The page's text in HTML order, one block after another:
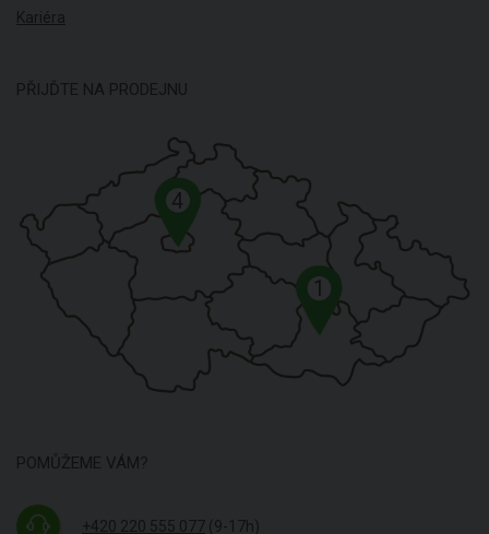
Kariéra
PŘIJĎTE NA PRODEJNU
1
4
POMŮŽEME VÁM?
+420 220 555 077 (9-17h)